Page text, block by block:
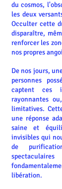
du cosmos,
les deux
Occulter cette
disparaître,
renforcer les
nos propres
De nos jours,
personnes
captent ces
rayonnantes
limitatives.
une réponse
saine et
invisibles qui
de
libération.